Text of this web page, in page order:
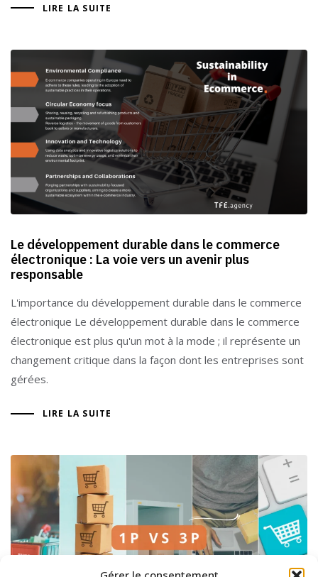
LIRE LA SUITE
Le développement durable dans le commerce
électronique : La voie vers un avenir plus
responsable
L'importance du développement durable dans le commerce
électronique Le développement durable dans le commerce
électronique est plus qu'un mot à la mode ; il représente un
changement critique dans la façon dont les entreprises sont
gérées.
LIRE LA SUITE